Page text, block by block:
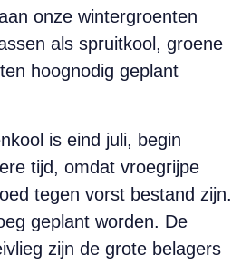
onze wintergroenten
als spruitkool, groene
hoognodig geplant
is eind juli, begin
tijd, omdat vroegrijpe
tegen vorst bestand zijn.
geplant worden. De
zijn de grote belagers